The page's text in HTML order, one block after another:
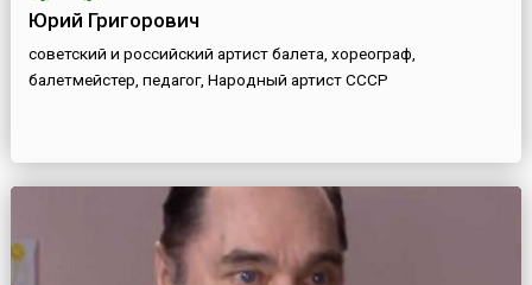
Юрий Григорович
советский и российский артист балета, хореограф,
балетмейстер, педагог, Народный артист СССР